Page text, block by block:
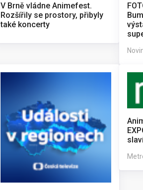
V Brně vládne Animefest.
Rozšířily se prostory, přibyly
také koncerty